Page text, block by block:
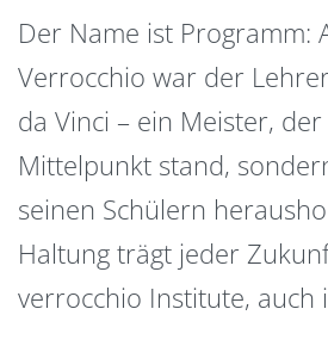
Der Name ist Programm:
Verrocchio war der
da Vinci – ein Meister,
Mittelpunkt stand,
seinen Schülern
Haltung trägt jeder
verrocchio Institute, auch